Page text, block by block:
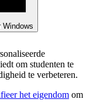
Windows
om studenten te
te verbeteren.
het eigendom om